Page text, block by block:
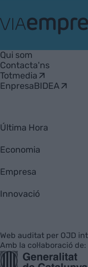
Empresa
Qui som
Contacta'ns
Totmedia
EnpresaBIDEA
Última Hora
Economia
Empresa
Innovació
Web auditat per OJD
Amb la col·laboració de: